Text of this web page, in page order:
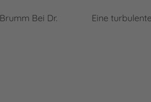
Bei Dr.
Eine